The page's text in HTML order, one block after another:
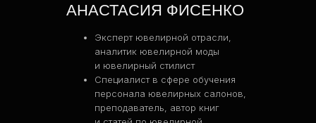
АНАСТАСИЯ ФИСЕНКО
Эксперт ювелирной отрасли,
аналитик ювелирной моды
и ювелирный стилист
Специалист в сфере обучения
персонала ювелирных салонов,
преподаватель, автор книг
ДНК люксовых брендов
Тренды нового сезона
Мужской стайлинг
Стилизация
Проект «Практика»
Инструменты стиля. Обувь и сумки
Мерчандайзинг